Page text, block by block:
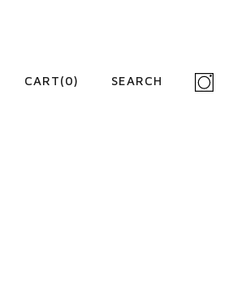
CART(0) SEARCH